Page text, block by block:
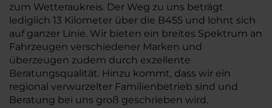
zum Wetteraukreis. Der Weg zu uns beträgt
lediglich 13 Kilometer über die B455 und lohnt sich
auf ganzer Linie. Wir bieten ein breites Spektrum an
Fahrzeugen verschiedener Marken und
überzeugen zudem durch exzellente
Beratungsqualität. Hinzu kommt, dass wir ein
regional verwurzelter Familienbetrieb sind und
Beratung bei uns groß geschrieben wird.